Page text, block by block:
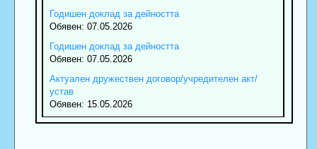
Годишен доклад за дейността
Обявен: 07.05.2026
Годишен доклад за дейността
Обявен: 07.05.2026
Актуален дружествен договор/учредителен акт/
устав
Обявен: 15.05.2026